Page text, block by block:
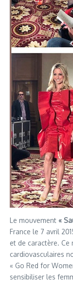
Le mouvement «
France le 7 avril
et de caractère.
cardiovasculaires
« Go Red for
sensibiliser les